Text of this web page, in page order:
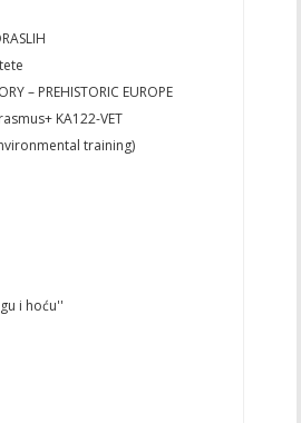
– PREHISTORIC EUROPE
KA122-VET
training)
i hoću''